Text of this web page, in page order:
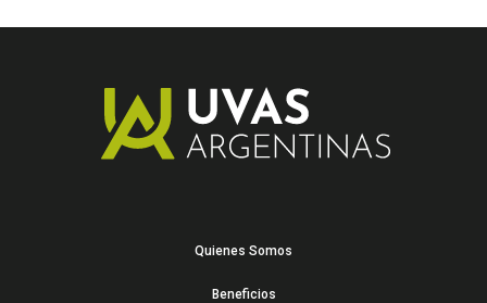
Quienes Somos
Beneficios